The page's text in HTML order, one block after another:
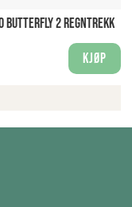
BUTTERFLY 2 REGNTREKK
Kjøp